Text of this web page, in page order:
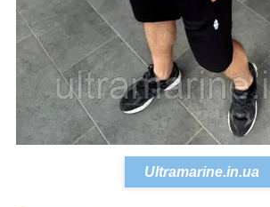
Ultramarine.in.ua